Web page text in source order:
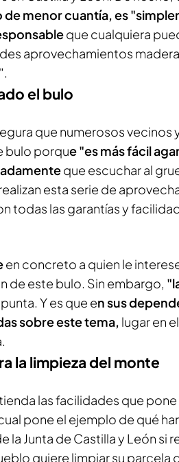
menor cuantía, es
que cualquiera
aprovechamientos
el bulo
que numerosos vecinos
bulo porque "es más fácil
que escuchar al
esta serie de
todas las garantías y
en concreto a quien le
de este bulo. Sin embargo,
Y es que en sus
sobre este tema, lugar en
la limpieza del monte
las facilidades que pone
pone el ejemplo de qué
Junta de Castilla y León si
quiere limpiar su parcela